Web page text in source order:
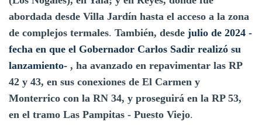
abordada desde Villa Jardín hasta el acceso a la zona
de complejos termales. También, desde julio de 2024 -
fecha en que el Gobernador Carlos Sadir realizó su
lanzamiento- , ha avanzado en repavimentar las RP
42 y 43, en sus conexiones de El Carmen y
Monterrico con la RN 34, y proseguirá en la RP 53,
en el tramo Las Pampitas - Puesto Viejo.